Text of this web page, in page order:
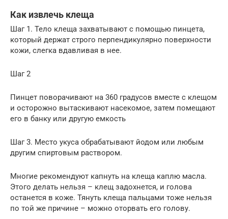
Как извлечь клеща
Шаг 1. Тело клеща захватывают с помощью пинцета,
который держат строго перпендикулярно поверхности
кожи, слегка вдавливая в нее.
Шаг 2
Пинцет поворачивают на 360 градусов вместе с клещом
и осторожно вытаскивают насекомое, затем помещают
его в банку или другую емкость
Шаг 3. Место укуса обрабатывают йодом или любым
другим спиртовым раствором.
Многие рекомендуют капнуть на клеща каплю масла.
Этого делать нельзя – клещ задохнется, и голова
останется в коже. Тянуть клеща пальцами тоже нельзя
по той же причине – можно оторвать его голову.